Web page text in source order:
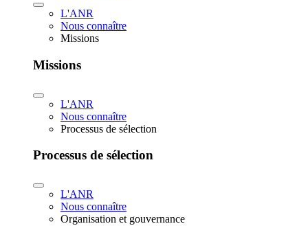
L'ANR
Nous connaître
Missions
Missions
L'ANR
Nous connaître
Processus de sélection
Processus de sélection
L'ANR
Nous connaître
Organisation et gouvernance